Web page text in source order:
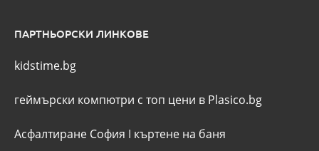
ПАРТНЬОРСКИ ЛИНКОВЕ
kidstime.bg
геймърски компютри с топ цени в Plasico.bg
Асфалтиране София I къртене на баня